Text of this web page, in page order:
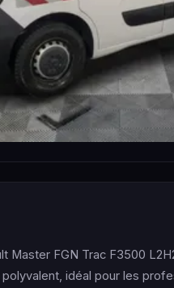
Master FGN Trac F3500
idéal pour les